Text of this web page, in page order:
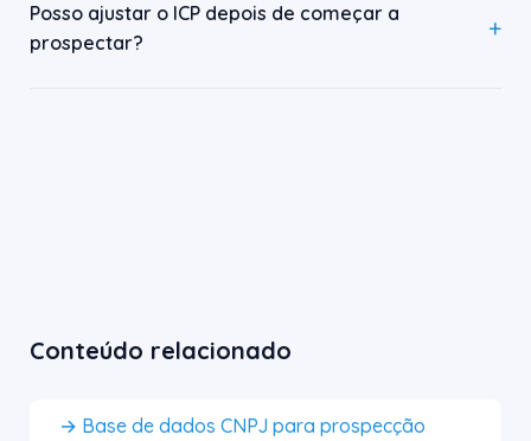
Posso ajustar o ICP depois de começar a
prospectar?
Conteúdo relacionado
→ Base de dados CNPJ para prospecção